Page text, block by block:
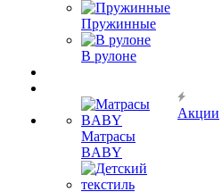
Пружинные
В рулоне
Матрасы
BABY
Акции